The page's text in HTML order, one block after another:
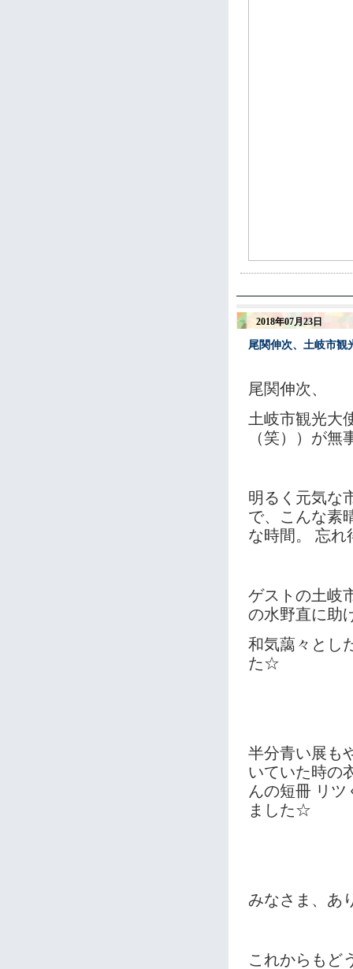
2018年07月23日
尾関伸次、土岐市観
尾関伸次、
土岐市観光大
（笑））が
明るく元気な
で、こんな素
な時間。 忘れ
ゲストの土岐
の水野直に助
和気藹々とし
た☆
半分青い展も
いていた時の
んの短冊 リ
ました☆
みなさま、あ
これからもど